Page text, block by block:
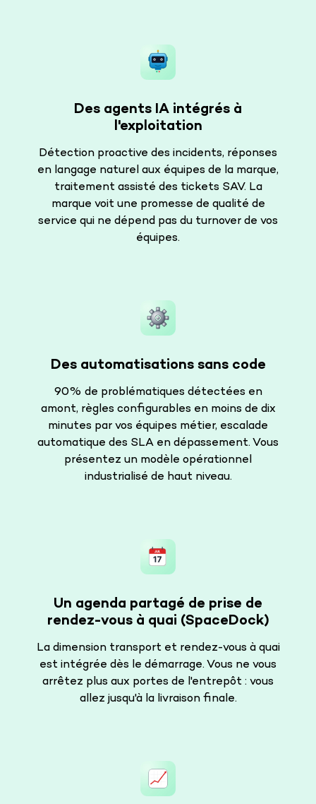
Des agents IA intégrés à
l'exploitation
Détection proactive des incidents, réponses
en langage naturel aux équipes de la marque,
traitement assisté des tickets SAV. La
marque voit une promesse de qualité de
service qui ne dépend pas du turnover de vos
équipes.
Des automatisations sans code
90% de problématiques détectées en
amont, règles configurables en moins de dix
minutes par vos équipes métier, escalade
automatique des SLA en dépassement. Vous
présentez un modèle opérationnel
industrialisé de haut niveau.
Un agenda partagé de prise de
rendez-vous à quai (SpaceDock)
La dimension transport et rendez-vous à quai
est intégrée dès le démarrage. Vous ne vous
arrêtez plus aux portes de l'entrepôt : vous
allez jusqu'à la livraison finale.